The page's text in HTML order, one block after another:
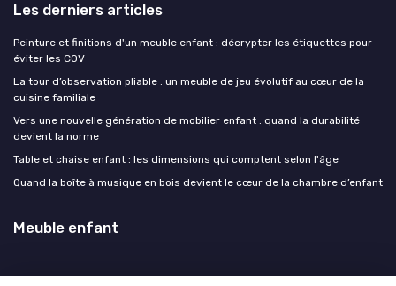
Les derniers articles
Peinture et finitions d'un meuble enfant : décrypter les étiquettes pour
éviter les COV
La tour d’observation pliable : un meuble de jeu évolutif au cœur de la
cuisine familiale
Vers une nouvelle génération de mobilier enfant : quand la durabilité
devient la norme
Table et chaise enfant : les dimensions qui comptent selon l'âge
Quand la boîte à musique en bois devient le cœur de la chambre d’enfant
Meuble enfant